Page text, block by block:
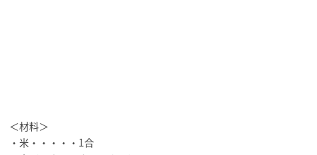
＜材料＞
・米・・・・・1合